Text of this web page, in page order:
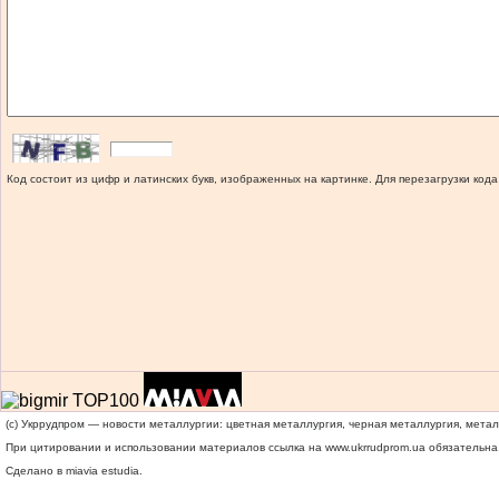
Код состоит из цифр и латинских букв, изображенных на картинке. Для перезагрузки
(c) Укррудпром — новости металлургии: цветная металлургия, черная металлургия,
При цитировании и использовании материалов ссылка на www.ukrrudprom.ua
Сделано в miavia estudia.